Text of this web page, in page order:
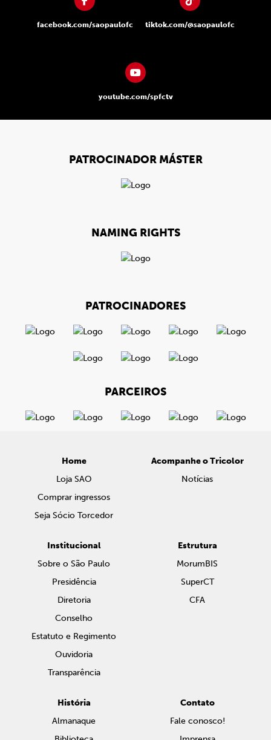
facebook.com/saopaulofc tiktok.com/@saopaulofc
youtube.com/spfctv
PATROCINADOR MÁSTER
NAMING RIGHTS
PATROCINADORES
PARCEIROS
Home
Loja SAO
Comprar ingressos
Seja Sócio Torcedor
Acompanhe o Tricolor
Notícias
Institucional
Sobre o São Paulo
Presidência
Diretoria
Conselho
Estatuto e Regimento
Ouvidoria
Transparência
Estrutura
MorumBIS
SuperCT
CFA
História
Almanaque
Contato
Fale conosco!